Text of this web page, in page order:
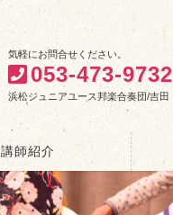
気軽にお問合せください。
053-473-9732
浜松ジュニアユース邦楽合奏団/吉田
講師紹介